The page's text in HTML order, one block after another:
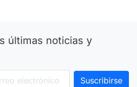
últimas noticias y